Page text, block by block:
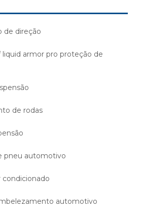
de direção
liquid armor pro proteção de
de rodas
pneu automotivo
condicionado
automotivo